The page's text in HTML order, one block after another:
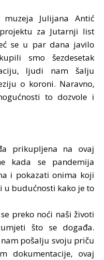
muzeja Julijana Antić
za Jutarnji list
se u par dana javilo
smo šezdesetak
ljudi nam šalju
o koroni. Naravno,
to dozvole i
prikupljena na ovaj
kada se pandemija
i pokazati onima koji
u budućnosti kako je to
preko noći naši životi
što se događa.
pošalju svoju priču
dokumentacije, ovaj